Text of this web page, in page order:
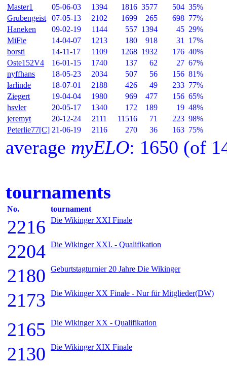
Master1 05-06-03 1394 1816 3577 504 35%
Grubengeist
07-05-13 2102 1699 265 698 77%
Haneken
09-02-19 1144 557 1394 45 29%
MiFie
14-04-07 1213 180 918 31
17%
borsti
14-11-17 1109 1268 1932 176 40%
Oste152V4
16-01-15 1740 137 62 27 67%
nyffhans
18-05-23 2034 507 56 156 81%
larlinde
18-07-01 2188 426 49 233 77%
Ziegert
19-04-04 1980 969 477 156 65%
hsvler
20-05-17 1340 172 189 19 48%
jeremyt
20-12-24 2111 11516 71 223 98%
Peterlie77[C] 21-06-19 2116 270 36 163 75%
average myELO: 1650 (of
tournaments
No. tournament
2216 Die Wikinger XXI Finale
2204 Die Wikinger XXI. - Qualifikation
2180 Geburtstagturnier 20 Jahre Die Wikinger
2173 Die Wikinger XX Finale - Nur für Mitglieder(DW)
2165 Die Wikinger XX - Qualifikation
2130 Die Wikinger XIX Finale